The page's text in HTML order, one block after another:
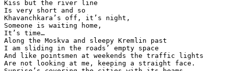
Kiss but the river line
Is very short and so
Khavanchkara’s off, it’s night,
Someone is waiting home,
It’s time…
Along the Moskva and sleepy Kremlin past
I am sliding in the roads’ empty space
And like pointsmen at weekends the traffic lights
Are not looking at me, keeping a straight face.